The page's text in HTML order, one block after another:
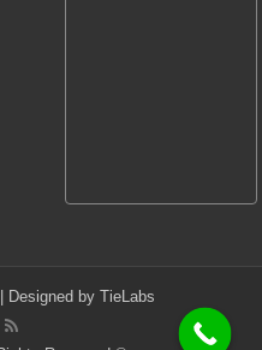
| Designed by TieLabs